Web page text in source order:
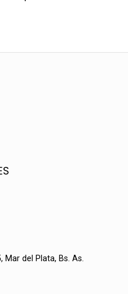
Mar del Plata, Bs. As.